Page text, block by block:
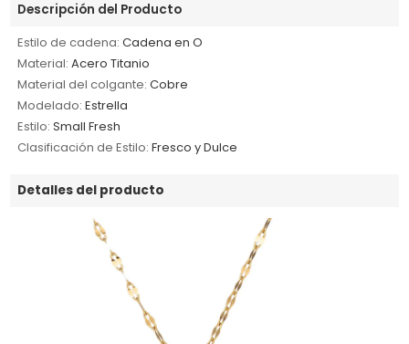
Descripción del Producto
Estilo de cadena: Cadena en O
Material: Acero Titanio
Material del colgante: Cobre
Modelado: Estrella
Estilo: Small Fresh
Clasificación de Estilo: Fresco y Dulce
Detalles del producto